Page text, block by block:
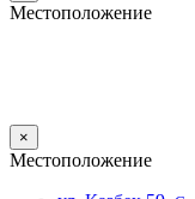
Местоположение
×
Местоположение